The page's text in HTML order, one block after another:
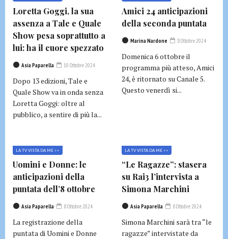
Loretta Goggi, la sua
assenza a Tale e Quale
Show pesa soprattutto a
lui: ha il cuore spezzato
Asia Paparella 10 Ottobre 2024
Dopo 13 edizioni, Tale e
Quale Show va in onda senza
Loretta Goggi: oltre al
pubblico, a sentire di più la...
Amici 24 anticipazioni
della seconda puntata
Marina Nardone 8 Ottobre 2024
Domenica 6 ottobre il
programma più atteso, Amici
24, è ritornato su Canale 5.
Questo venerdì si...
LA TV VISTA DA ME >>
Uomini e Donne: le
anticipazioni della
puntata dell’8 ottobre
Asia Paparella 8 Ottobre 2024
La registrazione della
puntata di Uomini e Donne
LA TV VISTA DA ME >>
“Le Ragazze”: stasera
su Rai3 l’intervista a
Simona Marchini
Asia Paparella 8 Ottobre 2024
Simona Marchini sarà tra “le
ragazze” intervistate da